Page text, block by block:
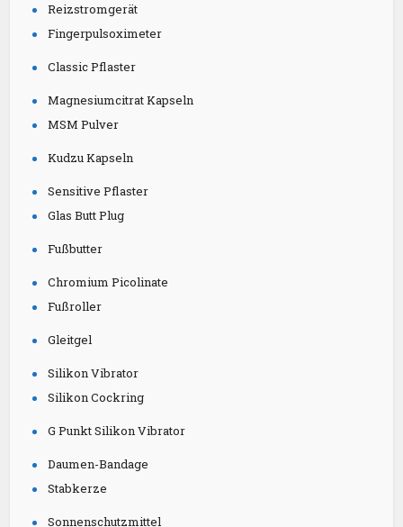
Reizstromgerät
Fingerpulsoximeter
Classic Pflaster
Magnesiumcitrat Kapseln
MSM Pulver
Kudzu Kapseln
Sensitive Pflaster
Glas Butt Plug
Fußbutter
Chromium Picolinate
Fußroller
Gleitgel
Silikon Vibrator
Silikon Cockring
G Punkt Silikon Vibrator
Daumen-Bandage
Stabkerze
Sonnenschutzmittel